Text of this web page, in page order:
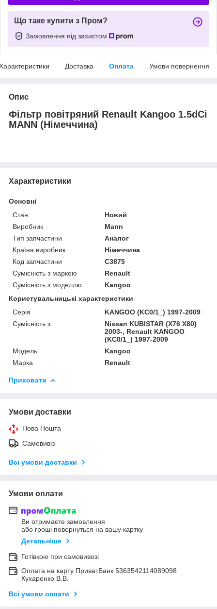
Що таке купити з Пром?
Замовлення під захистом
Доставка Оплата Умови повернення
Опис
Фільтр повітряний Renault Kangoo 1.5dCi
MANN (Німеччина)
Характеристики
Основні
Стан
Новий
Виробник
Mann
Тип запчастини
Аналог
Країна виробник
Німеччина
Код запчастини
C3875
Сумісність з маркою
Renault
Сумісність з моделлю
Kangoo
Користувальницькі характеристики
Серія
KANGOO (KC0/1_) 1997-2009
Сумісність з:
Nissan KUBISTAR (X76 X80)
2003-, Renault KANGOO
(KC0/1_) 1997-2009
Модель
Kangoo
Марка
Renault
Приховати
Умови доставки
Нова Пошта
Самовивіз
Всі умови доставки
Умови оплати
Ви отримаєте замовлення
або гроші повернуться на вашу картку
Детальніше
Готівкою при самовивозі
Оплата на карту ПриватБанк 5363542114089098
Кухаренко В.В.
Всі умови оплати